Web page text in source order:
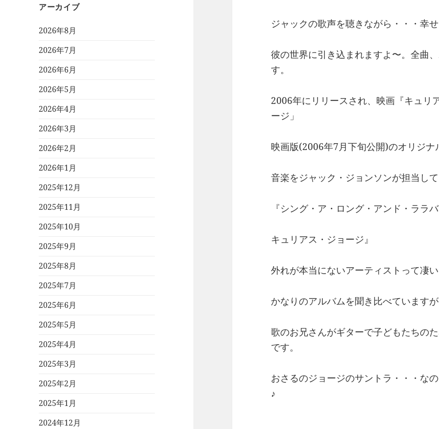
アーカイブ
2026年8月
2026年7月
2026年6月
2026年5月
2026年4月
2026年3月
2026年2月
2026年1月
2025年12月
2025年11月
2025年10月
2025年9月
2025年8月
2025年7月
2025年6月
2025年5月
2025年4月
2025年3月
2025年2月
2025年1月
2024年12月
ジャックの歌声を聴きながら・・・幸
彼の世界に引き込まれますよ〜。全曲
す。
2006年にリリースされ、映画『キュリ
ージ」
映画版(2006年7月下旬公開)のオリジ
音楽をジャック・ジョンソンが担当し
『シング・ア・ロング・アンド・ララ
キュリアス・ジョージ』
外れが本当にないアーティストって凄
かなりのアルバムを聞き比べています
歌のお兄さんがギターで子どもたちの
です。
おさるのジョージのサントラ・・・な
♪